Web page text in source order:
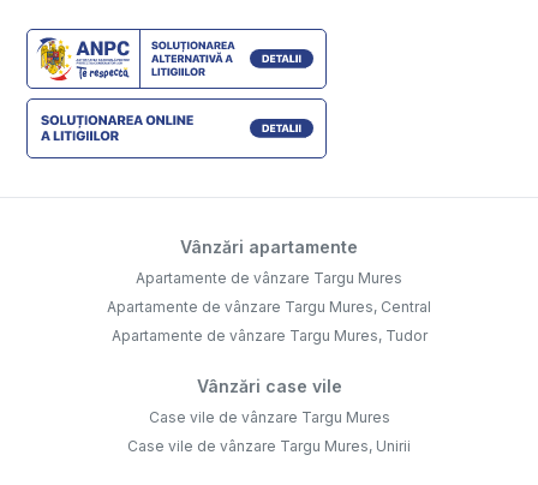
Vânzări apartamente
Apartamente de vânzare Targu Mures
Apartamente de vânzare Targu Mures, Central
Apartamente de vânzare Targu Mures, Tudor
Vânzări case vile
Case vile de vânzare Targu Mures
Case vile de vânzare Targu Mures, Unirii